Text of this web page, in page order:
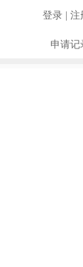
登录 | 注
申请记